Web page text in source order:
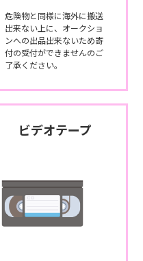
危険物と同様に海外に搬送
出来ない上に、オークショ
ンへの出品出来ないため寄
付の受付ができませんのご
了承ください。
ビデオテープ